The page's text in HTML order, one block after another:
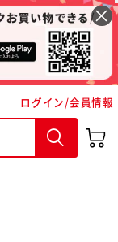
ログイン/会員情報